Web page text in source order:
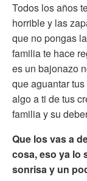
Todos los años
horrible y las
que no pongas
familia te hace
es un bajonazo
que aguantar
algo a ti de tus
familia y su
Que los vas a
cosa, eso ya lo
sonrisa y un